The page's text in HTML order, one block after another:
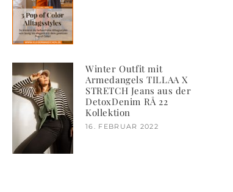
Winter Outfit mit
Armedangels TILLAA X
STRETCH Jeans aus der
DetoxDenim RÅ 22
Kollektion
16. FEBRUAR 2022